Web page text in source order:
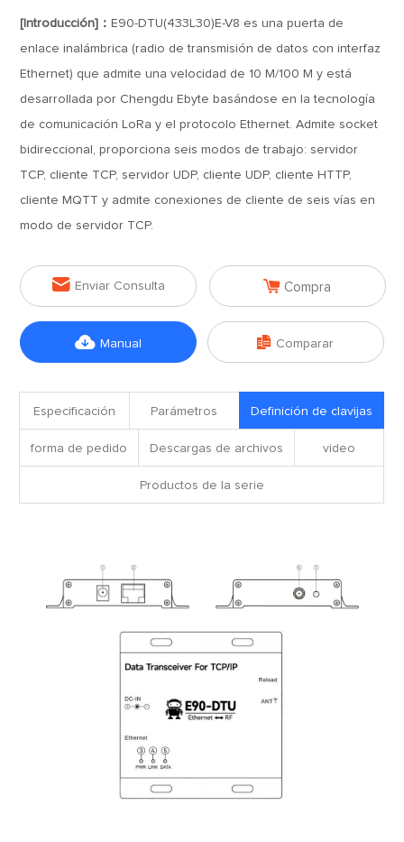
[Introducción]： E90-DTU(433L30)E-V8 es una puerta de
enlace inalámbrica (radio de transmisión de datos con interfaz
Ethernet) que admite una velocidad de 10 M/100 M y está
desarrollada por Chengdu Ebyte basándose en la tecnología
de comunicación LoRa y el protocolo Ethernet. Admite socket
bidireccional, proporciona seis modos de trabajo: servidor
TCP, cliente TCP, servidor UDP, cliente UDP, cliente HTTP,
cliente MQTT y admite conexiones de cliente de seis vías en
modo de servidor TCP.
 Enviar Consulta  Compra
 Manual  Comparar
Especificación Parámetros Definición de clavijas
forma de pedido Descargas de archivos video
Productos de la serie